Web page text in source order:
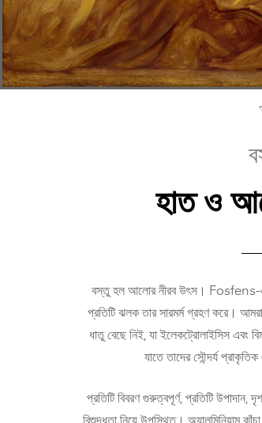
হাত ও
বস্তু হল আলোর নীরব উৎস। Fosfens-এ,
প্রতিটি ঝলক তার সারমর্ম গ্রহণ করে।
ধাতু বেছে নিই, যা ইলেকট্রোলাইসিস এবং
যাতে তাদের সৌন্দর্য
প্রতিটি বিবরণ গুরুত্বপূর্ণ, প্রতিটি উপাদান,